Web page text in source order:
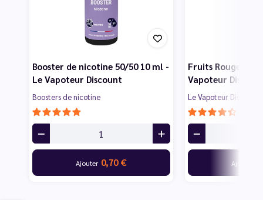
Booster de nicotine 50/50 10 ml -
Le Vapoteur Discount
Boosters de nicotine
Ajouter 0,70 €
Fruits Rouges 50
Vapoteur
Le Vapoteur Discount
Ajouter